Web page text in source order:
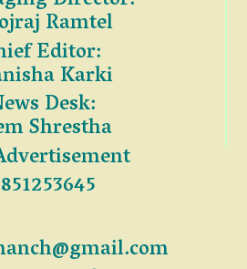
Ramtel
Editor:
Karki
Desk:
Shrestha